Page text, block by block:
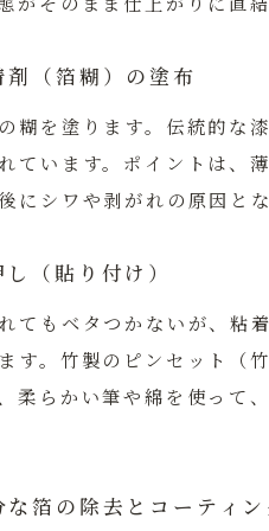
（箔糊）の塗布
糊を塗ります。伝統的な
ています。ポイントは、
にシワや剥がれの原因とな
（貼り付け）
てもベタつかないが、粘
す。竹製のピンセット（
柔らかい筆や綿を使って
箔の除去とコーティン